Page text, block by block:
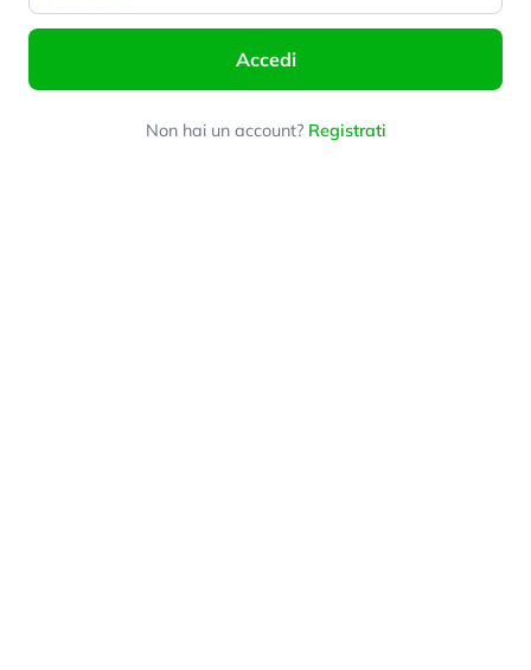
Accedi
Non hai un account? Registrati